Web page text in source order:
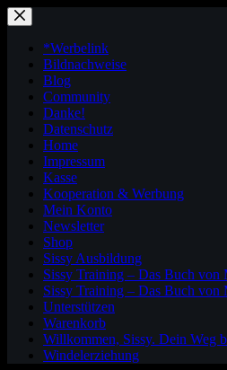
Zum
Inhalt
springen*Werbelink
Bildnachweise
Blog
Community
Danke!
Datenschutz
Home
Impressum
Kasse
Kooperation & Werbung
Mein Konto
Newsletter
Shop
Sissy Ausbildung
Sissy Training – Das Buch von
Sissy Training – Das Buch von
Unterstützen
Warenkorb
Willkommen, Sissy. Dein Weg
Windelerziehung